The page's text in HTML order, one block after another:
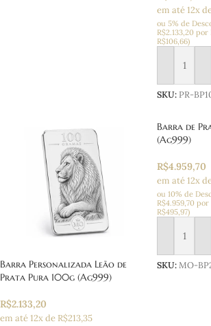
em até 12x
ou 5% de
R$2.133,20 por
R$106,66)
Adicionar
SKU: PR-
Barra Personalizada Leão de
Prata Pura 100g (Ag999)
R$2.133,20
em até 12x de R$213,35
Barra de
(Ag999)
R$4.959,70
em até 12x
ou 10% de
R$4.959,70 por
R$495,97)
Adicionar
SKU:MO-